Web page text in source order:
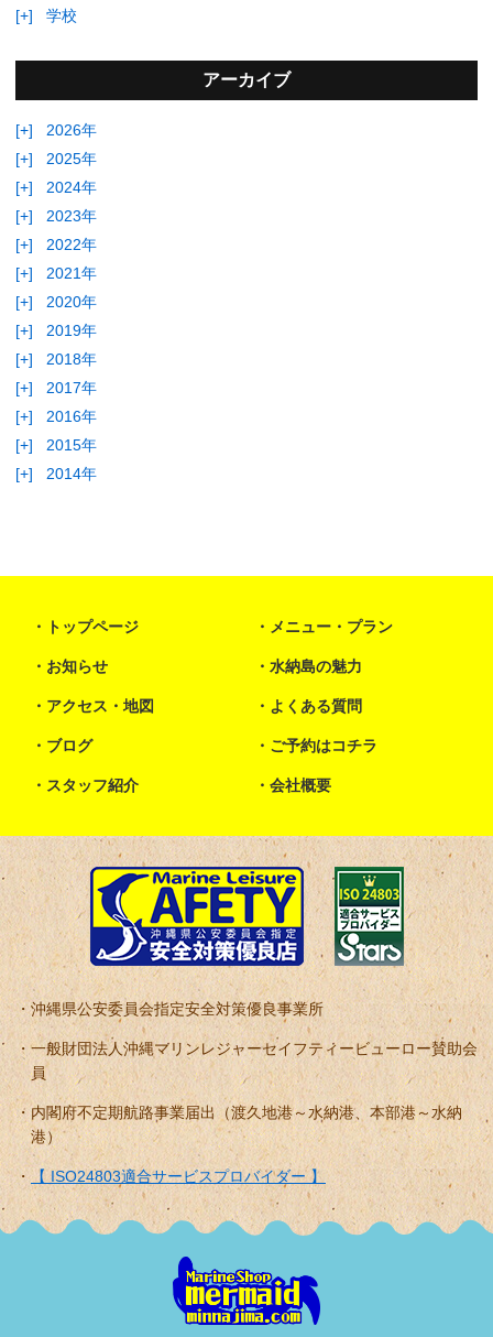
[+]
学校
アーカイブ
[+]
2026年
[+]
2025年
[+]
2024年
[+]
2023年
[+]
2022年
[+]
2021年
[+]
2020年
[+]
2019年
[+]
2018年
[+]
2017年
[+]
2016年
[+]
2015年
[+]
2014年
トップページ メニュー・プラン
お知らせ 水納島の魅力
アクセス・地図 よくある質問
ブログ ご予約はコチラ
スタッフ紹介 会社概要
沖縄県公安委員会指定安全対策優良事業所
一般財団法人沖縄マリンレジャーセイフティービューロー賛助会
員
内閣府不定期航路事業届出（渡久地港～水納港、本部港～水納
港）
【 ISO24803適合サービスプロバイダー 】